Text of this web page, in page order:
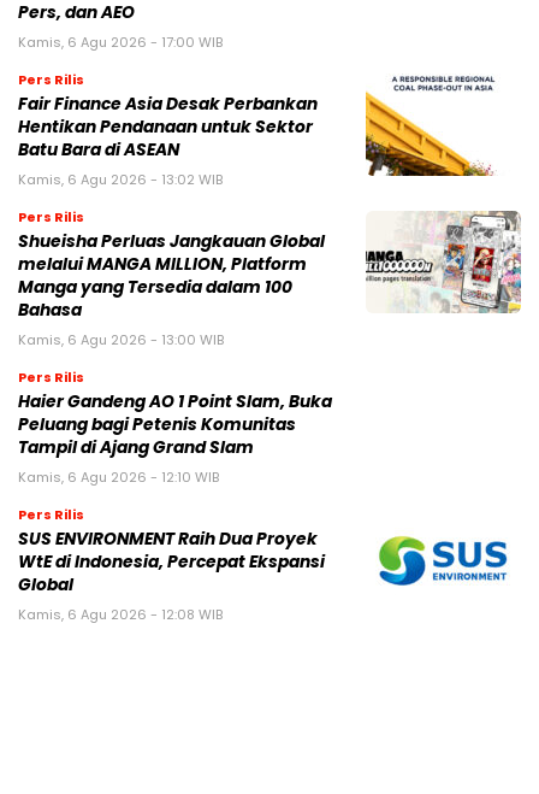
Pers, dan AEO
Kamis, 6 Agu 2026 - 17:00 WIB
Pers Rilis
Fair Finance Asia Desak Perbankan
Hentikan Pendanaan untuk Sektor
Batu Bara di ASEAN
Kamis, 6 Agu 2026 - 13:02 WIB
Pers Rilis
Shueisha Perluas Jangkauan Global
melalui MANGA MILLION, Platform
Manga yang Tersedia dalam 100
Bahasa
Kamis, 6 Agu 2026 - 13:00 WIB
Pers Rilis
Haier Gandeng AO 1 Point Slam, Buka
Peluang bagi Petenis Komunitas
Tampil di Ajang Grand Slam
Kamis, 6 Agu 2026 - 12:10 WIB
Pers Rilis
SUS ENVIRONMENT Raih Dua Proyek
WtE di Indonesia, Percepat Ekspansi
Global
Kamis, 6 Agu 2026 - 12:08 WIB